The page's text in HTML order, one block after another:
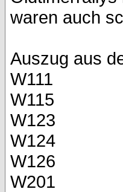
waren auch
Auszug aus
W111
W115
W123
W124
W126
W201